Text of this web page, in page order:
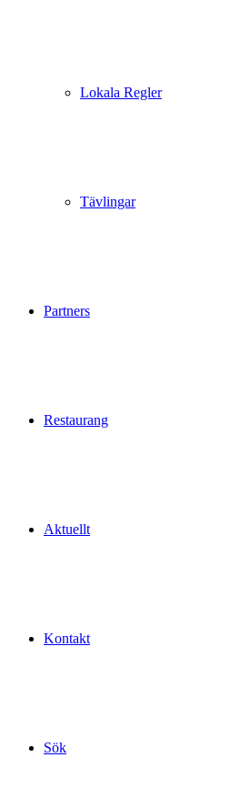
Lokala Regler
Tävlingar
Partners
Restaurang
Aktuellt
Kontakt
Sök